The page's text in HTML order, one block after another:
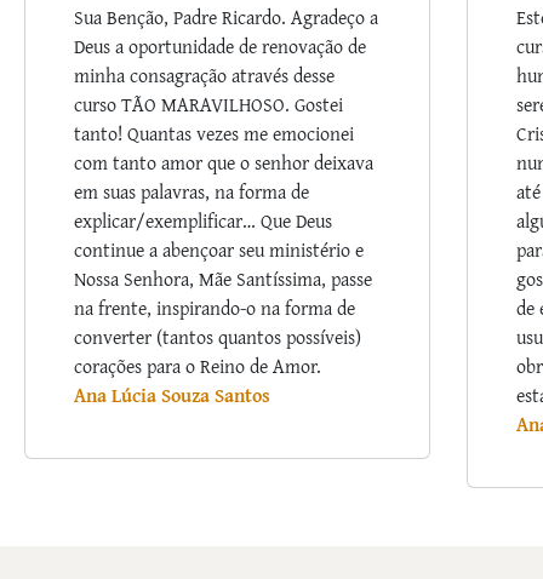
Sua Benção, Padre Ricardo. Agradeço a
Deus a oportunidade de renovação de
minha consagração através desse
curso TÃO MARAVILHOSO. Gostei
tanto! Quantas vezes me emocionei
com tanto amor que o senhor deixava
em suas palavras, na forma de
explicar/exemplificar… Que Deus
continue a abençoar seu ministério e
Nossa Senhora, Mãe Santíssima, passe
na frente, inspirando-o na forma de
converter (tantos quantos possíveis)
corações para o Reino de Amor.
Ana Lúcia Souza Santos
de